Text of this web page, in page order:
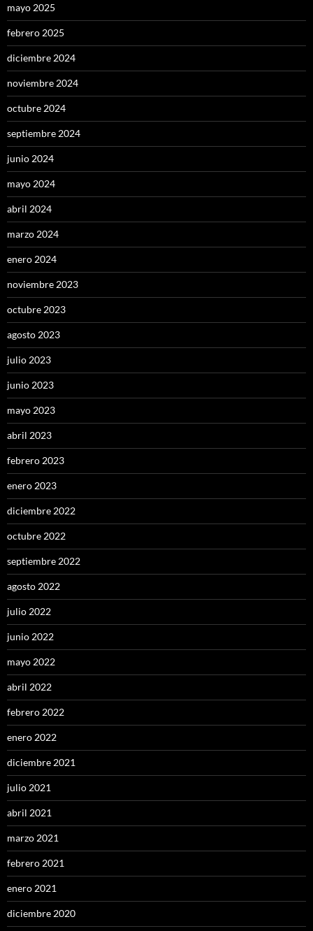
mayo 2025
febrero 2025
diciembre 2024
noviembre 2024
octubre 2024
septiembre 2024
junio 2024
mayo 2024
abril 2024
marzo 2024
enero 2024
noviembre 2023
octubre 2023
agosto 2023
julio 2023
junio 2023
mayo 2023
abril 2023
febrero 2023
enero 2023
diciembre 2022
octubre 2022
septiembre 2022
agosto 2022
julio 2022
junio 2022
mayo 2022
abril 2022
febrero 2022
enero 2022
diciembre 2021
julio 2021
abril 2021
marzo 2021
febrero 2021
enero 2021
diciembre 2020